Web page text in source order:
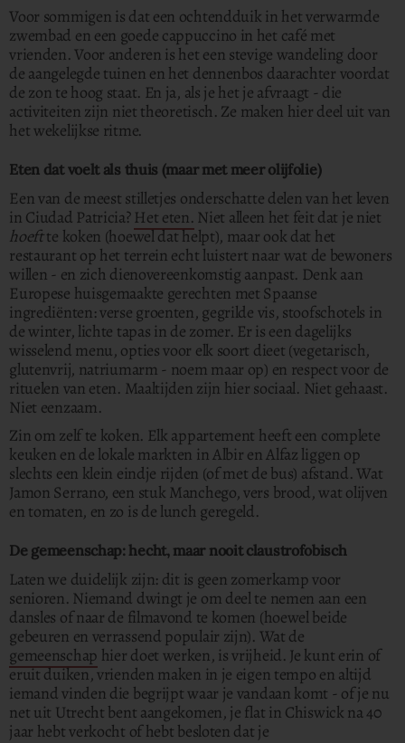
Voor sommigen is dat een ochtendduik in het verwarmde
zwembad en een goede cappuccino in het café met
vrienden. Voor anderen is het een stevige wandeling door
de aangelegde tuinen en het dennenbos daarachter voordat
de zon te hoog staat. En ja, als je het je afvraagt - die
activiteiten zijn niet theoretisch. Ze maken hier deel uit van
het wekelijkse ritme.
Eten dat voelt als thuis (maar met meer olijfolie)
Een van de meest stilletjes onderschatte delen van het leven
in Ciudad Patricia?Het eten. Niet alleen het feit dat je niet
hoeftte koken (hoewel dat helpt), maar ook dat het
restaurant op het terrein echt luistert naar wat de bewoners
willen - en zich dienovereenkomstig aanpast. Denk aan
Europese huisgemaakte gerechten met Spaanse
ingrediënten: verse groenten, gegrilde vis, stoofschotels in
de winter, lichte tapas in de zomer. Er is een dagelijks
wisselend menu, opties voor elk soort dieet (vegetarisch,
glutenvrij, natriumarm - noem maar op) en respect voor de
rituelen van eten. Maaltijden zijn hier sociaal. Niet gehaast.
Niet eenzaam.
Zin om zelf te koken. Elk appartement heeft een complete
keuken en de lokale markten in Albir en Alfaz liggen op
slechts een klein eindje rijden (of met de bus) afstand. Wat
Jamon Serrano, een stuk Manchego, vers brood, wat olijven
en tomaten, en zo is de lunch geregeld.
De gemeenschap: hecht, maar nooit claustrofobisch
Laten we duidelijk zijn: dit is geen zomerkamp voor
senioren. Niemand dwingt je om deel te nemen aan een
dansles of naar de filmavond te komen (hoewel beide
gebeuren en verrassend populair zijn). Wat de
gemeenschap hier doet werken, is vrijheid. Je kunt erin of
eruit duiken, vrienden maken in je eigen tempo en altijd
iemand vinden die begrijpt waar je vandaan komt - of je nu
net uit Utrecht bent aangekomen, je flat in Chiswick na 40
jaar hebt verkocht of hebt besloten dat je